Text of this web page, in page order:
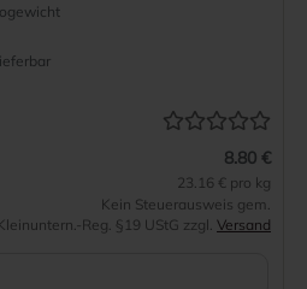
8.80 €
23.16 € pro kg
Kein Steuerausweis gem.
Reg. §19 UStG zzgl. Versand